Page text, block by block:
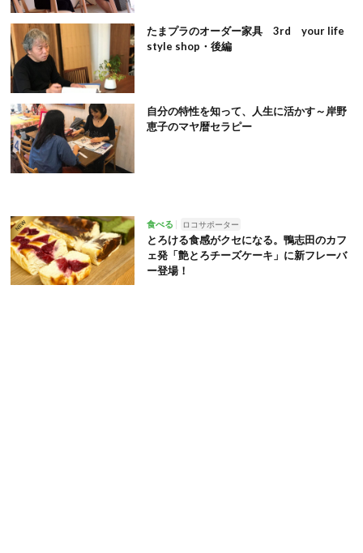
たまプラのオーダー家具 3rd your life
style shop・後編
自分の特性を知って、人生に活かす～岸野
恵子のマヤ暦セラピー
食べる ロコサポーター
とろける食感がクセになる。鴨志田のカフ
ェ発「艶とろチーズケーキ」に新フレーバ
ー登場！